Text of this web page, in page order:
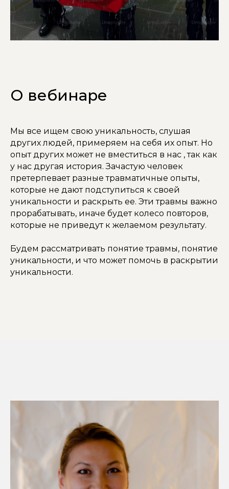
О вебинаре
Мы все ищем свою уникальность, слушая
других людей, примеряем на себя их опыт. Но
опыт других может не вместиться в нас , так как
у нас другая история. Зачастую человек
претерпевает разные травматичные опыты,
которые не дают подступиться к своей
уникальности и раскрыть ее. Эти травмы важно
прорабатывать, иначе будет колесо повторов,
которые не приведут к желаемом результату.
Будем рассматривать понятие травмы, понятие
уникальности, и что может помочь в раскрытии
уникальности.